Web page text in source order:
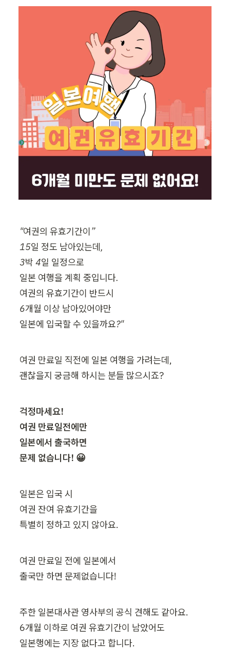
"여권의 유효기간이”
15일 정도 남아있는데,
3박 4일 일정으로
일본 여행을 계획 중입니다.
여권의 유효기간이 반드시
6개월 이상 남아있어야만
일본에 입국할 수 있을까요?"
여권 만료일 직전에 일본 여행을 가려는데,
괜찮을지 궁금해 하시는 분들 많으시죠?
걱정마세요!
여권 만료일전에만
일본에서 출국하면
문제 없습니다! 😀
일본은 입국 시
여권 잔여 유효기간을
특별히 정하고 있지 않아요.
여권 만료일 전에 일본에서
출국만 하면 문제없습니다!
주한 일본대사관 영사부의 공식 견해도 같아요.
6개월 이하로 여권 유효기간이 남았어도
일본행에는 지장 없다고 합니다.